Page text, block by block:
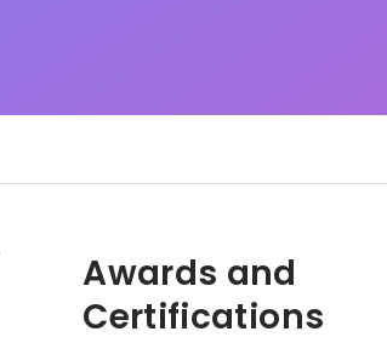
Awards and
Certifications